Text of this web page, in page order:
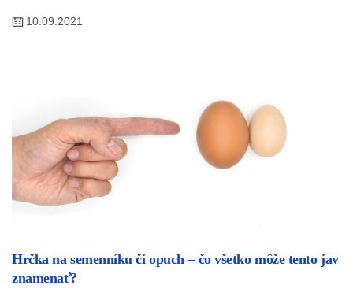
10.09.2021
Hrčka na semenníku či opuch – čo všetko môže tento jav
znamenať?